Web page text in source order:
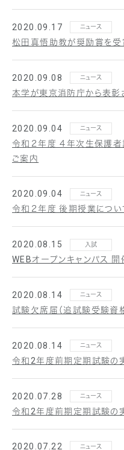
2020.09.17 ニュース
松田真悟助教が奨励賞を受
2020.09.08 ニュース
本学が東京消防庁から表彰
2020.09.04 ニュース
令和２年度 ４年次生保護者
ご案内
2020.09.04 ニュース
令和２年度 後期授業につい
2020.08.15 入試
WEBオープンキャンパス 開
2020.08.14 ニュース
試験欠席届（追試験受験資
2020.08.14 ニュース
令和2年度前期定期試験の実
2020.07.28 ニュース
令和2年度前期定期試験の実
2020.07.22 ニュース